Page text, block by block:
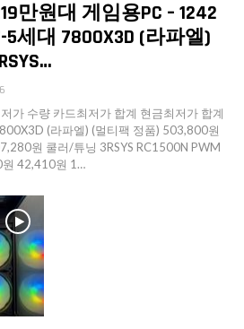
만원대 게임용PC – 1242
5세대 7800X3D (라파엘)
가 수량 카드최저가 합계 현금최저가 합계
(라파엘) (멀티팩 정품) 503,800원
원 쿨러/튜닝 3RSYS RC1500N PWM
원 42,410원 1…